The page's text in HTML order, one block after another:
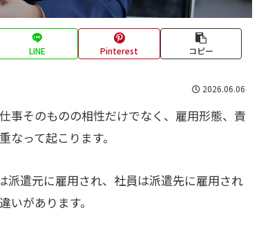
LINE Pinterest コピー
2026.06.06
事そのものの相性だけでなく、雇用形態、責
って起こります。
派遣元に雇用され、社員は派遣先に雇用され
があります。